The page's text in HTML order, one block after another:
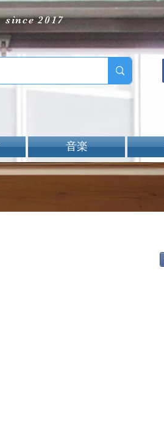
since 2017
音楽